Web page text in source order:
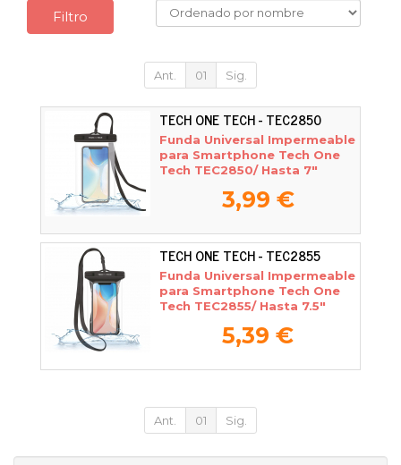
Filtro
Ant. 01 Sig.
TECH ONE TECH - TEC2850
Funda Universal Impermeable
para Smartphone Tech One
Tech TEC2850/ Hasta 7"
3,99 €
TECH ONE TECH - TEC2855
Funda Universal Impermeable
para Smartphone Tech One
Tech TEC2855/ Hasta 7.5"
5,39 €
Ant. 01 Sig.